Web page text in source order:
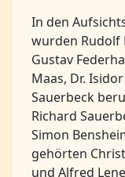
In den
wurden Rudolf
Gustav
Maas, Dr.
Sauerbeck
Richard
Simon
gehörten
und Alfred